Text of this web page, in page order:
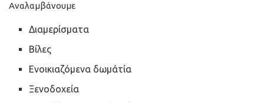
Αναλαμβάνουμε
Διαμερίσματα
Βίλες
Ενοικιαζόμενα δωμάτία
Ξενοδοχεία